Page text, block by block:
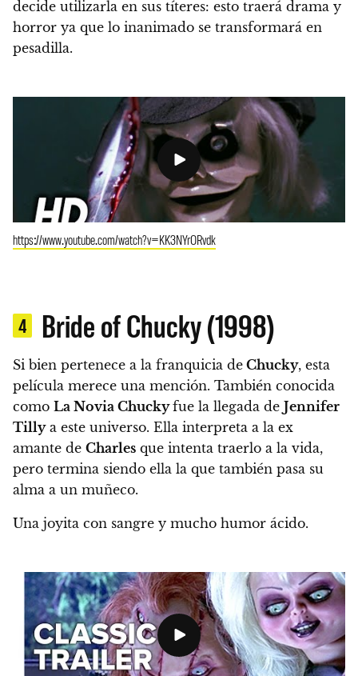
decide utilizarla en sus títeres: esto traerá drama y
horror ya que lo inanimado se transformará en
pesadilla.
https://www.youtube.com/watch?v=KK3NYrORvdk
4 Bride of Chucky (1998)
Si bien pertenece a la franquicia de Chucky, esta
película merece una mención. También conocida
como La Novia Chuckyfue la llegada de Jennifer
Tillya este universo. Ella interpreta a la ex
amante de Charles que intenta traerlo a la vida,
pero termina siendo ella la que también pasa su
alma a un muñeco.
Una joyita con sangre y mucho humor ácido.